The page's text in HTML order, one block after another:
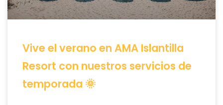
Vive el verano en AMA Islantilla
Resort con nuestros servicios de
temporada 🌞